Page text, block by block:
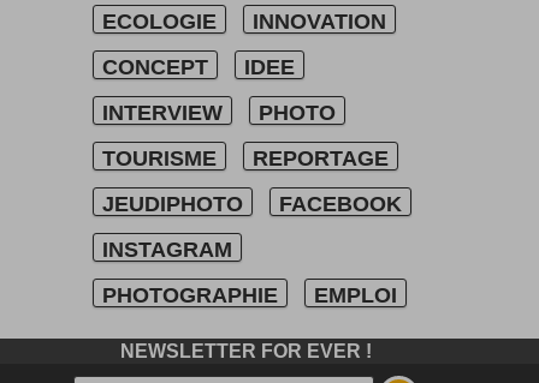
ECOLOGIE
INNOVATION
CONCEPT
IDEE
INTERVIEW
PHOTO
TOURISME
REPORTAGE
JEUDIPHOTO
FACEBOOK
INSTAGRAM
PHOTOGRAPHIE
EMPLOI
NEWSLETTER FOR EVER !